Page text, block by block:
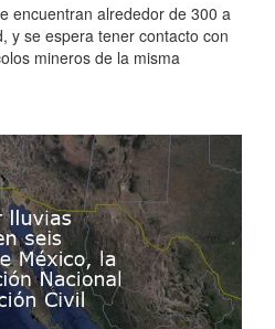
encuentran alrededor de 300 a
y se espera tener contacto con
mineros de la misma